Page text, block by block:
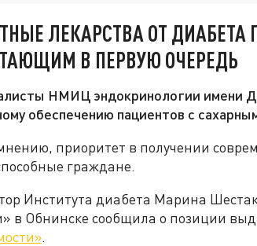
ЛЕКАРСТВА ОТ
В ПЕРВУЮ ОЧЕРЕДЬ
НМИЦ эндокринологии имени
обеспечению пациентов с
приоритет в получении
граждане.
Института диабета Марина
в Обнинске сообщила о позиции
.